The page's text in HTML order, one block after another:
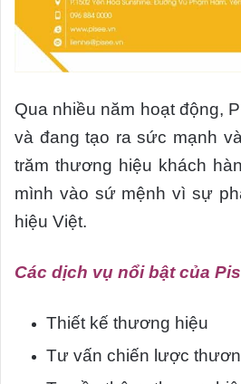
Qua nhiều năm hoạt động,
và đang tạo ra sức mạnh
trăm thương hiệu khách
mình vào sứ mệnh vì sự
hiệu Việt.
Các dịch vụ nổi bật của
Thiết kế thương hiệu
Tư vấn chiến lược